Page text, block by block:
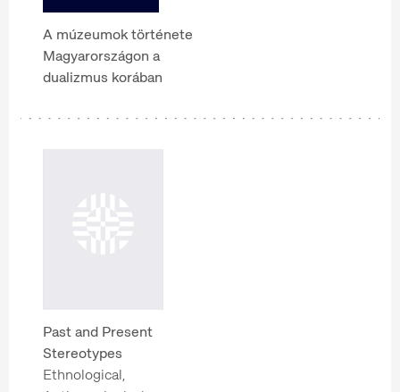
A múzeumok története
Magyarországon a
dualizmus korában
Past and Present
Stereotypes
Ethnological,